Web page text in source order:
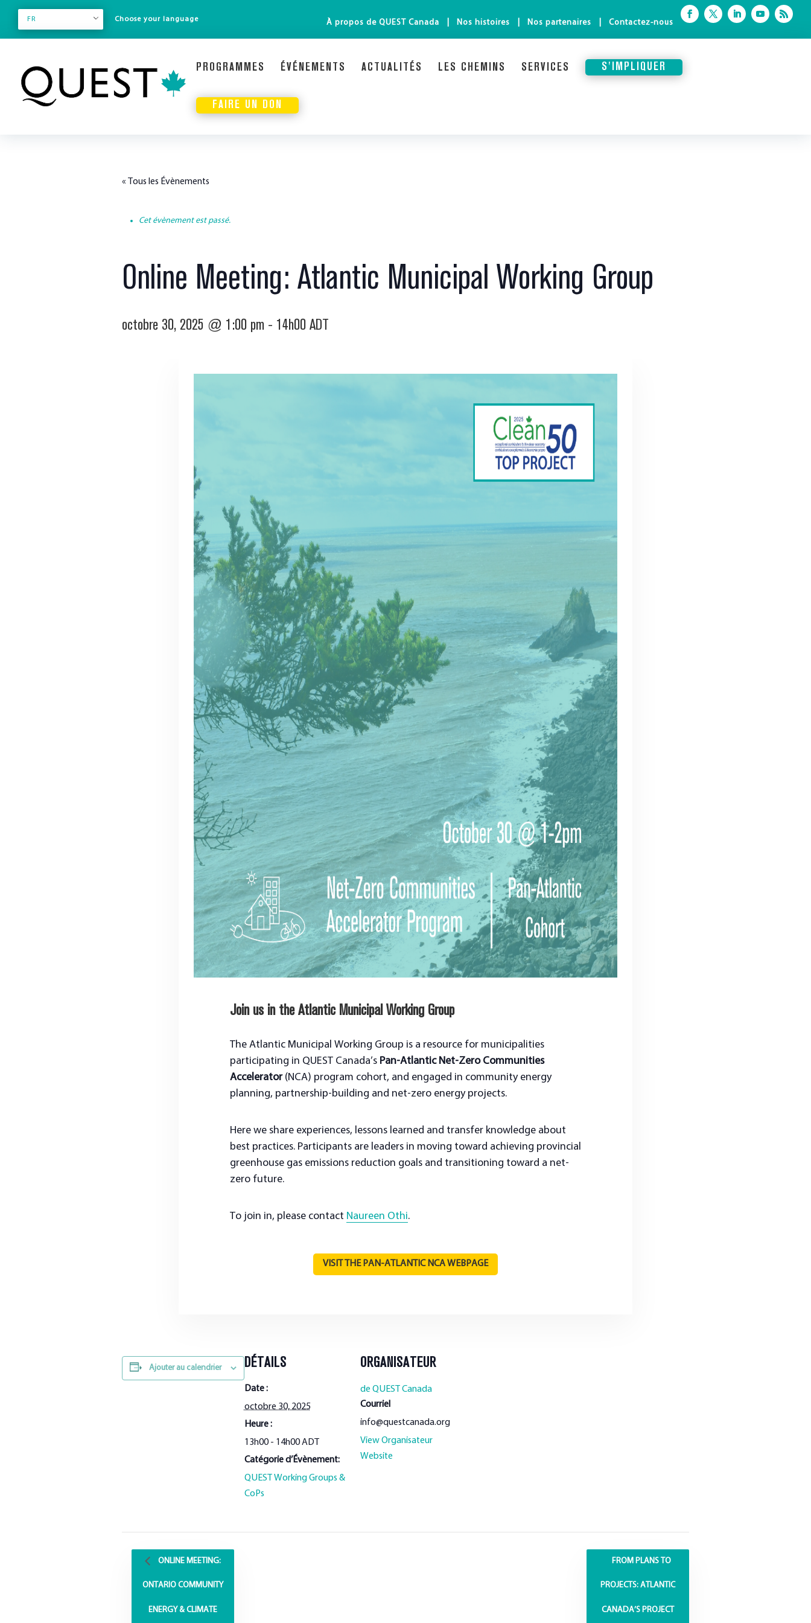
FR À propos de QUEST Canada Nos histoires Nos partenaires Contactez-nous
PROGRAMMES ÉVÉNEMENTS ACTUALITÉS LES CHEMINS SERVICES S'IMPLIQUER
FAIRE UN DON
« Tous les Évènements
Cet évènement est passé.
Online Meeting: Atlantic Municipal Working Group
octobre 30, 2025 @ 1:00 pm- 14h00 ADT
Join us in the Atlantic Municipal Working Group
The Atlantic Municipal Working Group is a resource for municipalities
participating in QUEST Canada’s Pan-Atlantic Net-Zero Communities
Accelerator(NCA) program cohort, and engaged in community energy
planning, partnership-building and net-zero energy projects.
Here we share experiences, lessons learned and transfer knowledge about
best practices. Participants are leaders in moving toward achieving provincial
greenhouse gas emissions reduction goals and transitioning toward a net-
zero future.
To join in, please contact Naureen Othi.
VISIT THE PAN-ATLANTIC NCA WEBPAGE
Ajouter au calendrier DÉTAILS
Date :
octobre 30, 2025
Heure :
13h00 - 14h00ADT
Catégorie d’Évènement:
QUEST Working Groups &
CoPs
ORGANISATEUR
de QUEST Canada
Courriel
info@questcanada.org
View Organisateur
Website
ONLINE MEETING:
ONTARIO COMMUNITY
ENERGY & CLIMATE
FROM PLANS TO
PROJECTS: ATLANTIC
CANADA’S PROJECT